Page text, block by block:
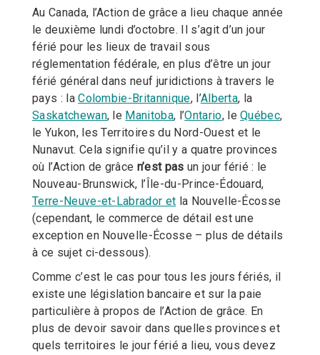
Au Canada, l’Action de grâce a lieu chaque année
le deuxième lundi d’octobre. Il s’agit d’un jour
férié pour les lieux de travail sous
réglementation fédérale, en plus d’être un jour
férié général dans neuf juridictions à travers le
pays : laColombie-Britannique, l’Alberta, la
Saskatchewan, le Manitoba, l’Ontario, leQuébec,
le Yukon, les Territoires du Nord-Ouest et le
Nunavut. Cela signifie qu’il y a quatre provinces
où l’Action de grâce n’est pas un jour férié : le
Nouveau-Brunswick, l’Île-du-Prince-Édouard,
Terre-Neuve-et-Labrador et la Nouvelle-Écosse
(cependant, le commerce de détail est une
exception en Nouvelle-Écosse – plus de détails
à ce sujet ci-dessous).
Comme c’est le cas pour tous les jours fériés, il
existe une législation bancaire et sur la paie
particulière à propos de l’Action de grâce. En
plus de devoir savoir dans quelles provinces et
quels territoires le jour férié a lieu, vous devez